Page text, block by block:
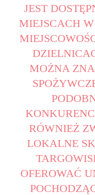
JEST
MIEJSCACH
MOŻNA
RÓWNIEŻ
LOKALNE
OFEROWAĆ